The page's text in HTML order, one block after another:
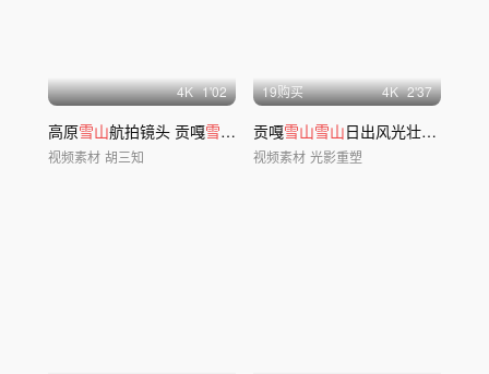
4K 1'02
高原雪山航拍镜头 贡嘎雪山 日落氛围空镜
视频素材 胡三知
19购买 4K 2'37
贡嘎雪山雪山日出风光壮丽景色日照金
视频素材 光影重塑